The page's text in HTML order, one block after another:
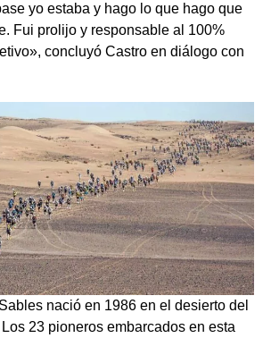
yo estaba y hago lo que hago que
Fui prolijo y responsable al 100%
concluyó Castro en diálogo con
nació en 1986 en el desierto del
23 pioneros embarcados en esta